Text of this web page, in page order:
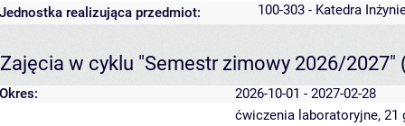
Jednostka realizująca przedmiot:
100-303 - Katedra
Zajęcia w cyklu "Semestr zimowy 2026/2027"
Okres: 2026-10-01 - 2027-02-28
ćwiczenia laboratoryjne, 21